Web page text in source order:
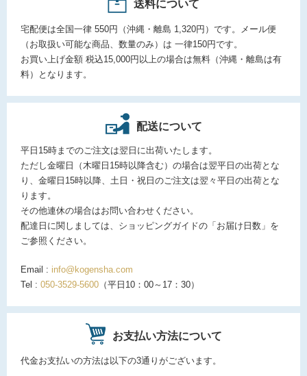
送料について
宅配便は全国一律 550円（沖縄・離島 1,320円）です。メール便
（お取扱い可能な商品、数量のみ）は 一律150円です。
お買い上げ金額 税込15,000円以上の場合は無料（沖縄・離島は有
料）となります。
配送について
平日15時までのご注文は翌日に出荷いたします。
ただし金曜日（木曜日15時以降含む）の場合は翌平日の出荷とな
り、金曜日15時以降、土日・祝日のご注文は翌々平日の出荷とな
ります。
その他連休の場合はお問い合わせください。
配達日に関しましては、ショッピングガイドの「お届け日数」を
ご参照ください。
Email : info@kogensha.com
Tel : 050-3529-5600 （平日10：00～17：30）
お支払い方法について
代金お支払いの方法は以下の3通りがございます。